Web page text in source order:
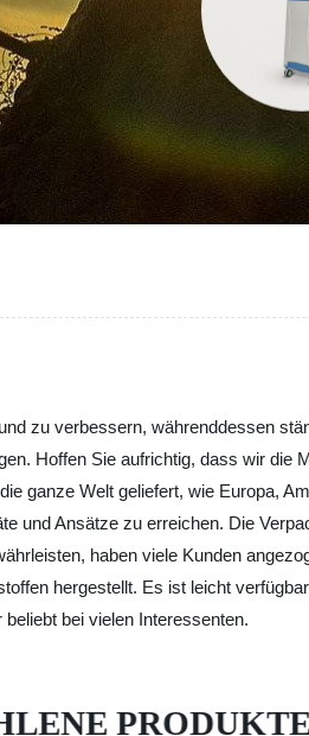
zu verbessern, währenddessen
Hoffen Sie aufrichtig, dass wir
ganze Welt geliefert, wie Europa,
und Ansätze zu erreichen. Die
haben viele Kunden
hergestellt. Es ist leicht
bei vielen Interessenten.